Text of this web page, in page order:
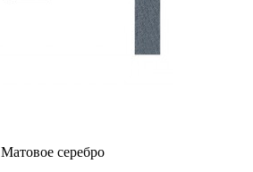
Матовое серебро